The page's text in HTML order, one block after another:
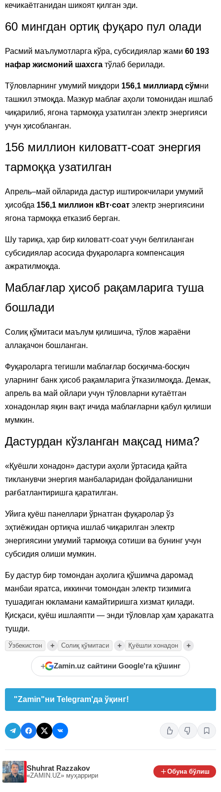
кечикаётганидан шикоят қилган эди.
60 мингдан ортиқ фуқаро пул олади
Расмий маълумотларга кўра, субсидиялар жами 60 193
нафар жисмоний шахсга тўлаб берилади.
Тўловларнинг умумий миқдори 156,1 миллиард сўмни
ташкил этмоқда. Мазкур маблағ аҳоли томонидан ишлаб
чиқарилиб, ягона тармоққа узатилган электр энергияси
учун ҳисобланган.
156 миллион киловатт-соат энергия
тармоққа узатилган
Апрель–май ойларида дастур иштирокчилари умумий
ҳисобда 156,1 миллион кВт·соат электр энергиясини
ягона тармоққа етказиб берган.
Шу тариқа, ҳар бир киловатт-соат учун белгиланган
субсидиялар асосида фуқароларга компенсация
ажратилмоқда.
Маблағлар ҳисоб рақамларига туша
бошлади
Солиқ қўмитаси маълум қилишича, тўлов жараёни
аллақачон бошланган.
Фуқароларга тегишли маблағлар босқичма-босқич
уларнинг банк ҳисоб рақамларига ўтказилмоқда. Демак,
апрель ва май ойлари учун тўловларни кутаётган
хонадонлар яқин вақт ичида маблағларни қабул қилиши
мумкин.
Дастурдан кўзланган мақсад нима?
«Қуёшли хонадон» дастури аҳоли ўртасида қайта
тикланувчи энергия манбаларидан фойдаланишни
рағбатлантиришга қаратилган.
Уйига қуёш панеллари ўрнатган фуқаролар ўз
эҳтиёжидан ортиқча ишлаб чиқарилган электр
энергиясини умумий тармоққа сотиши ва бунинг учун
субсидия олиши мумкин.
Бу дастур бир томондан аҳолига қўшимча даромад
манбаи яратса, иккинчи томондан электр тизимига
тушадиган юкламани камайтиришга хизмат қилади.
Қисқаси, қуёш ишлаяпти — энди тўловлар ҳам ҳаракатга
тушди.
Ўзбекистон + Солиқ қўмитаси + Қуёшли хонадон +
+ Zamin.uz сайтини Google'га қўшинг
"Zamin"ни Telegram'да ўқинг!
Shuhrat Razzakov
«ZAMIN.UZ» муҳаррири
Обуна бўлиш